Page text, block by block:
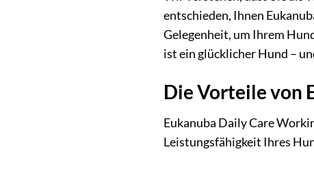
entschieden, Ihnen
Gelegenheit, um Ihrem
ist ein glücklicher Hund –
Die Vorteile von
Eukanuba Daily Care
Leistungsfähigkeit Ihres